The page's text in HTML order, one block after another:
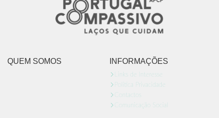
INFORMAÇÕES
Links de Interesse
Politica Privacidade
Contactos
Comunicação Social
QUEM SOMOS